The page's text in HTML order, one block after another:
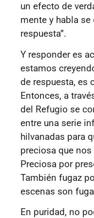
un efecto de
mente y habla
respuesta”.
Y responder es
estamos
de respuesta, es
Entonces, a
del Refugio se
entre una serie
hilvanadas para
preciosa que
Preciosa por
También fugaz
escenas son
En puridad, no